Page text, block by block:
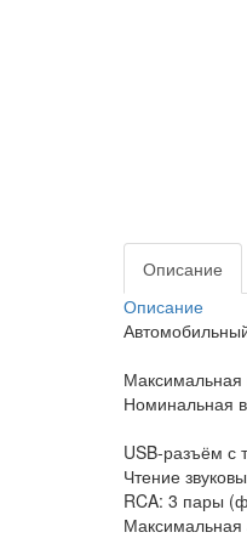
Описание
Описание
Номинальная
USB-разъём с
Чтение
RCA: 3 пары
Максимальная